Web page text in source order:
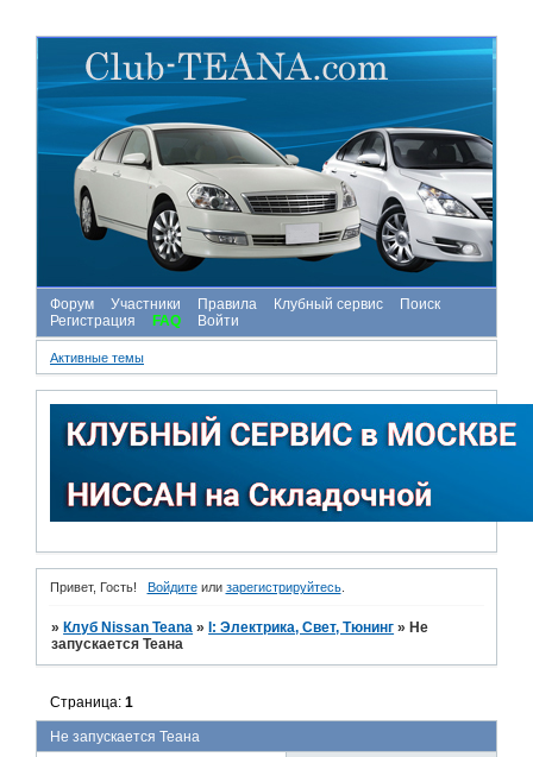
Форум Участники Правила Клубный сервис
Поиск
Регистрация
FAQ Войти
Активные темы
Привет, Гость! Войдитеили зарегистрируйтесь.
» Клуб Nissan Teana » I: Электрика, Свет, Тюнинг » Не
запускается Теана
Не запускается Теана
Страница:1